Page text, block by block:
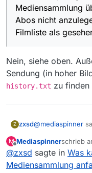
Mediensammlung
Abos nicht
Filmliste als
Nein, siehe oben.
Sendung (in hoher
history.txt zu finden
Z zxsd@mediaspinner
Schaut die
ob ich eine
dann nicht auf
Nee. Die
M
Offline
Mediaspinnerschrieb
zuletzt
@zxsd sagte in Was
Mediensammlung